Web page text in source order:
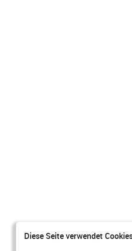
Diese Seite verwendet